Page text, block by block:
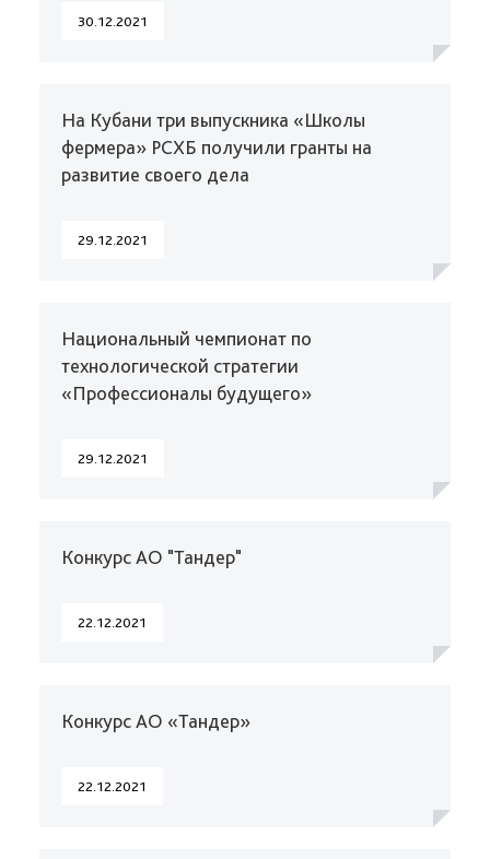
30.12.2021
На Кубани три выпускника «Школы
фермера» РСХБ получили гранты на
развитие своего дела
29.12.2021
Национальный чемпионат по
технологической стратегии
«Профессионалы будущего»
29.12.2021
Конкурс АО "Тандер"
22.12.2021
Конкурс АО «Тандер»
22.12.2021